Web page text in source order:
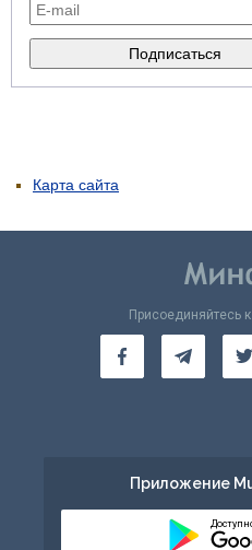
Карта сайта
Присоединяйтесь
Приложение